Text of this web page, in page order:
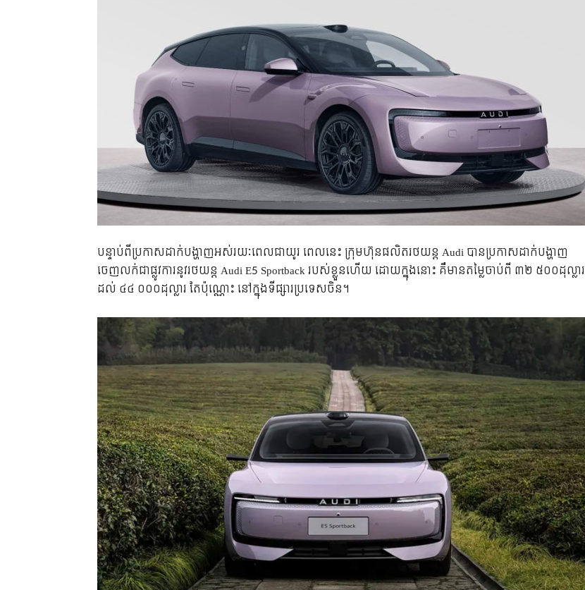
បន្ទាប់ពីប្រកាសដាក់បង្ហាញអស់រយៈពេលជាយូរ ពេលនេះ ក្រុមហ៊ុនផលិតរថយន្ត Audi បានប្រកាសដាក់បង្ហាញ
ចេញលក់ជាផ្លូវការនូវរថយន្ត Audi E5 Sportback របស់ខ្លួនហើយ ដោយក្នុងនោះ គឺមានតម្លៃចាប់ពី ៣២ ៥០០ដុល្លារ
ដល់ ៤៤ ០០០ដុល្លារ តែប៉ុណ្ណោះ នៅក្នុងទីផ្សារប្រទេសចិន។